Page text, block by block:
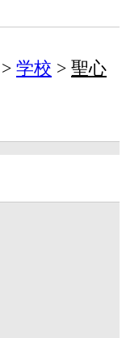
学校
聖心